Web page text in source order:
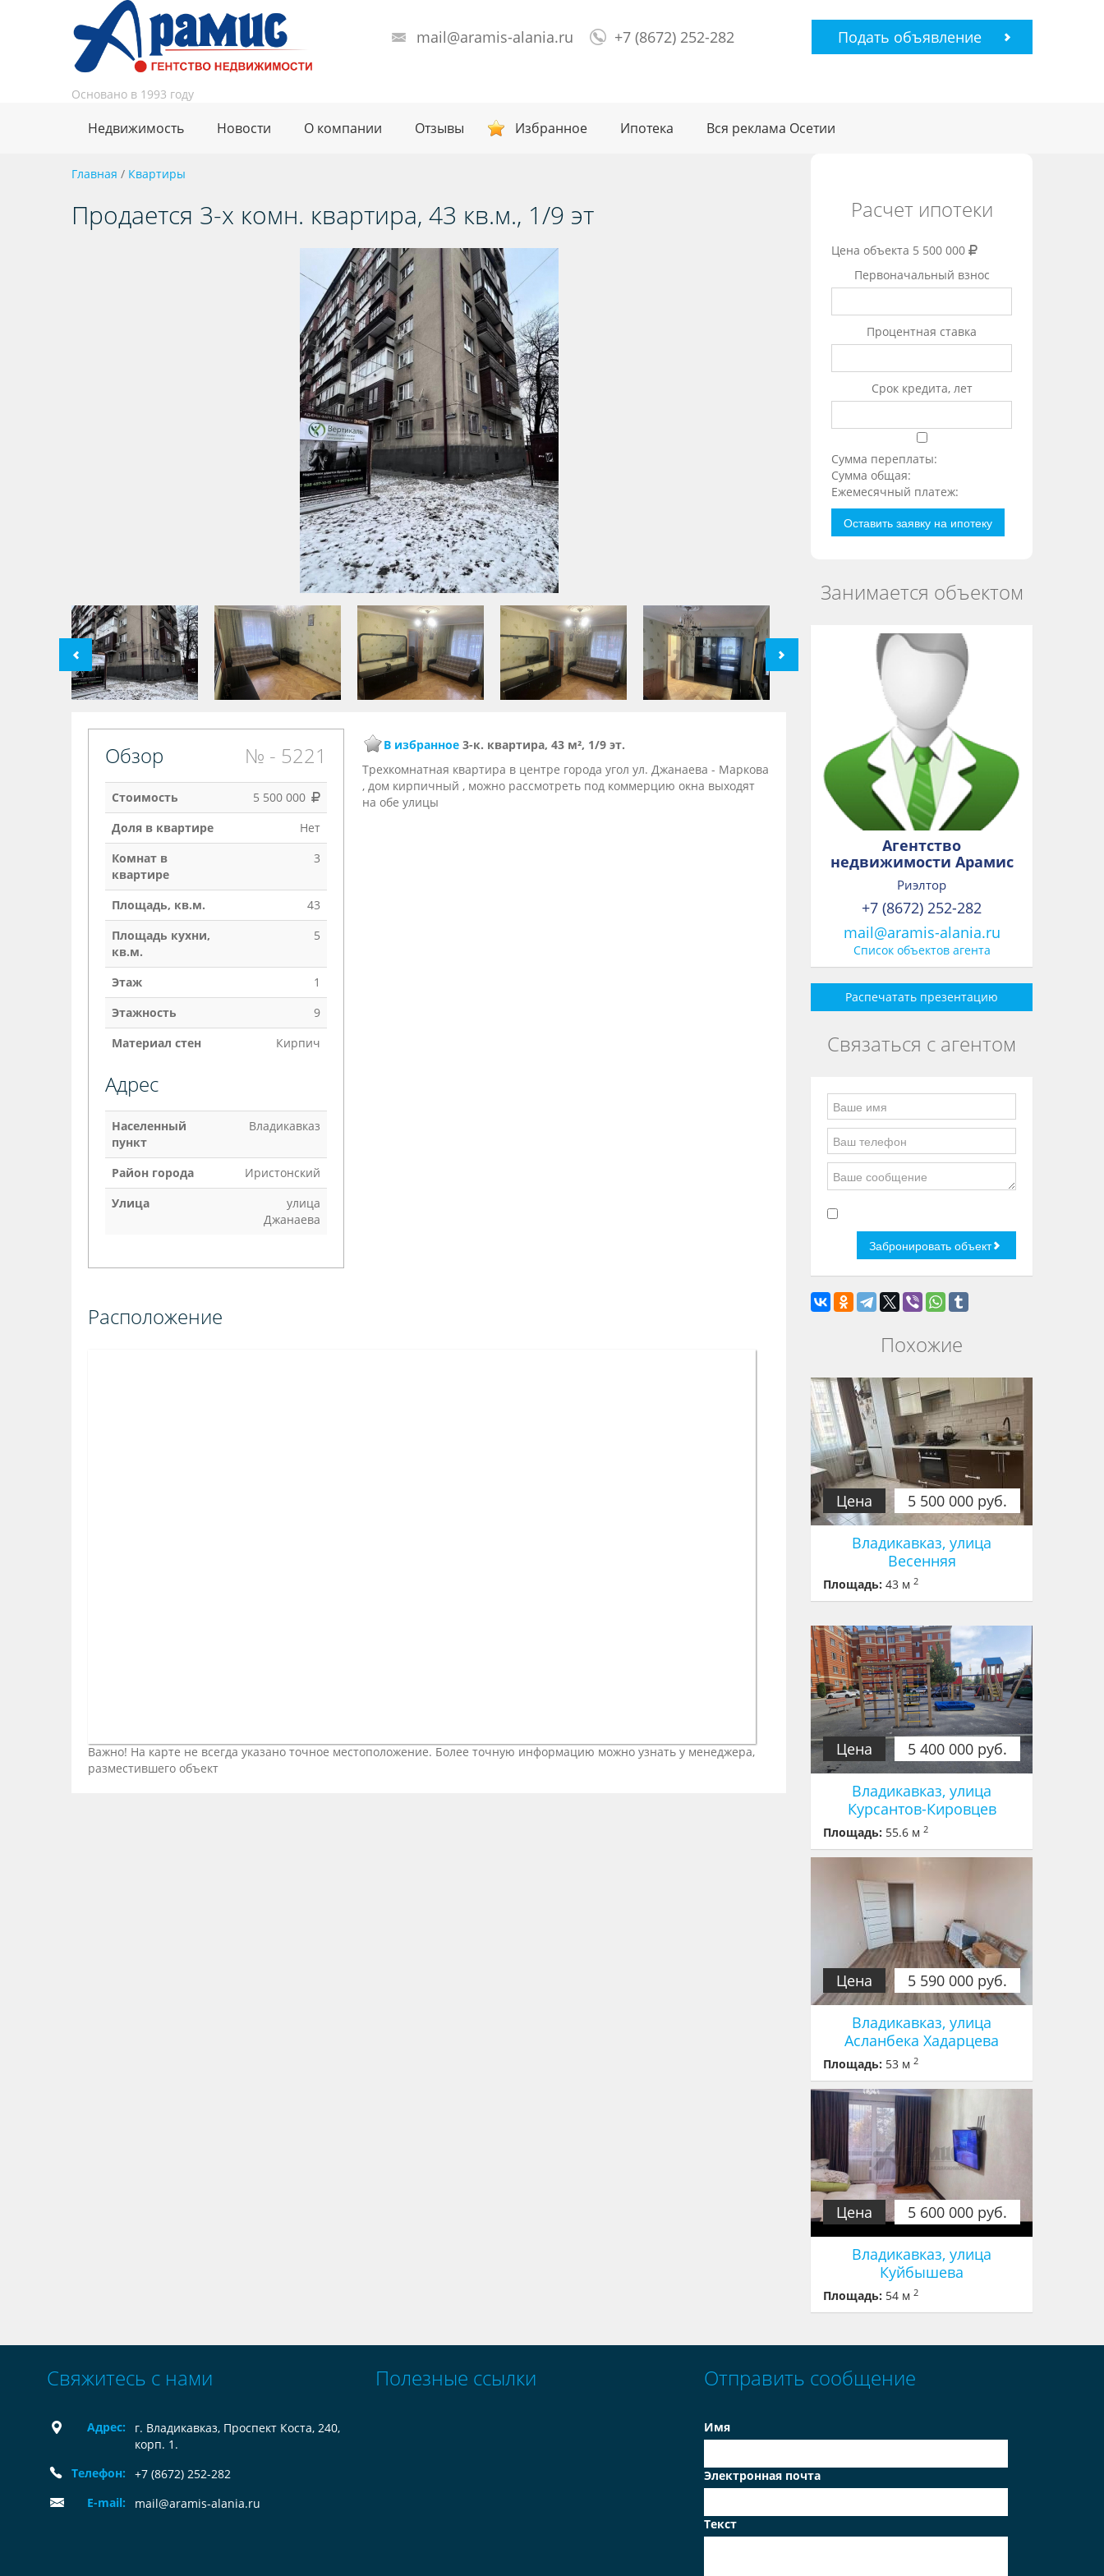
Основано в 1993 году
mail@aramis-alania.ru +7 (8672) 252-282 Подать объявление
Недвижимость Новости О компании Отзывы Избранное Ипотека Вся реклама Осетии
Главная / Квартиры
Продается 3-х комн. квартира, 43 кв.м., 1/9 эт
Обзор № - 5221
Стоимость
5 500 000
Доля в квартире
Нет
Комнат в
квартире
3
Площадь, кв.м.
43
Площадь кухни,
кв.м.
5
Этаж
1
Этажность
9
Материал стен
Кирпич
Адрес
Населенный
пункт
Владикавказ
Район города
Иристонский
Улица
улица
Джанаева
В избранное3-к. квартира, 43 м², 1/9 эт.
Трехкомнатная квартира в центре города угол ул. Джанаева - Маркова
, дом кирпичный , можно рассмотреть под коммерцию окна выходят
на обе улицы
Расположение
Важно! На карте не всегда указано точное местоположение. Более точную информацию можно узнать у менеджера,
разместившего объект
Расчет ипотеки
Цена объекта 5 500 000
Первоначальный взнос
Процентная ставка
Срок кредита, лет
Сумма переплаты:
Сумма общая:
Ежемесячный платеж:
Оставить заявку на ипотеку
Занимается объектом
Агентство
недвижимости Арамис
Риэлтор
+7 (8672) 252-282
mail@aramis-alania.ru
Список объектов агента
Распечатать презентацию
Связаться с агентом
Похожие
5 500 000 руб.
Цена
Владикавказ, улица
Весенняя
Площадь: 43 м 2
5 400 000 руб.
Цена
Владикавказ, улица
Курсантов-Кировцев
Площадь: 55.6 м 2
5 590 000 руб.
Цена
Владикавказ, улица
Асланбека Хадарцева
Площадь: 53 м 2
5 600 000 руб.
Цена
Владикавказ, улица
Куйбышева
Площадь: 54 м 2
Свяжитесь с нами
Адрес:
г. Владикавказ, Проспект Коста, 240,
корп. 1.
Телефон:
+7 (8672) 252-282
E-mail:
mail@aramis-alania.ru
Полезные ссылки Отправить сообщение
Имя
Электронная почта
Текст